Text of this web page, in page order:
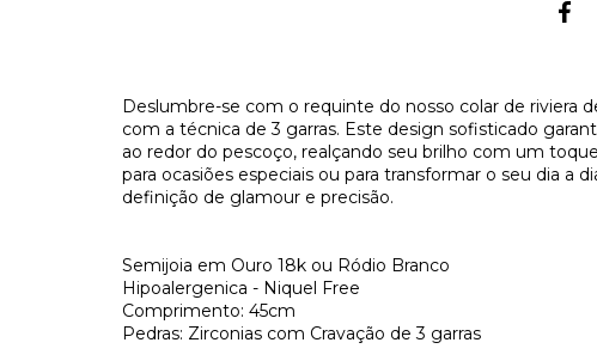
Deslumbre-se com o requinte do nosso colar de riviera
com a técnica de 3 garras. Este design sofisticado
ao redor do pescoço, realçando seu brilho com um
para ocasiões especiais ou para transformar o seu dia a
definição de glamour e precisão.
Semijoia em Ouro 18k ou Ródio Branco
Hipoalergenica - Niquel Free
Comprimento: 45cm
Pedras: Zirconias com Cravação de 3 garras